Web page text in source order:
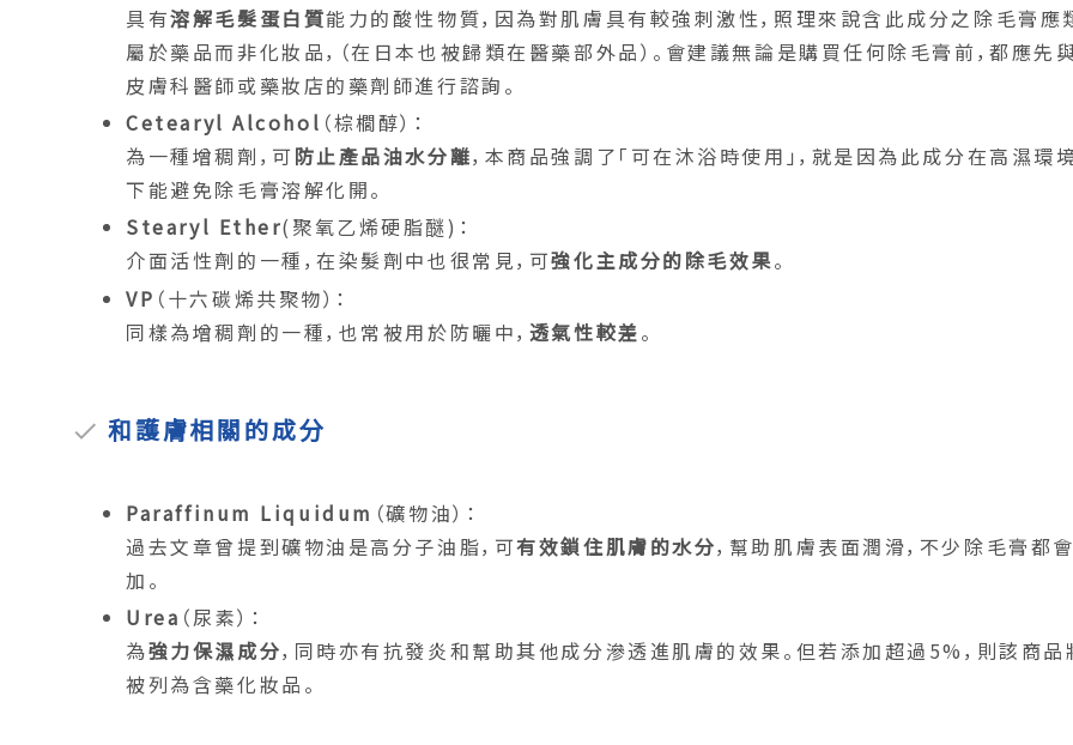
具有溶解毛髮蛋白質能力的酸性物質，因為對肌膚具有較強刺激性，照理來說含此成分之除毛膏應
屬於藥品而非化妝品，（在日本也被歸類在醫藥部外品）。會建議無論是購買任何除毛膏前，都應先
皮膚科醫師或藥妝店的藥劑師進行諮詢。
Cetearyl Alcohol （棕櫚醇）：
為一種增稠劑，可 防止產品油水分離，本商品強調了「可在沐浴時使用」，就是因為此成分在高濕環
下能避免除毛膏溶解化開。
Stearyl Ether(聚氧乙烯硬脂醚)：
介面活性劑的一種，在染髮劑中也很常見，可強化主成分的除毛效果。
VP （十六碳烯共聚物）：
同樣為增稠劑的一種，也常被用於防曬中， 透氣性較差。
和護膚相關的成分
Paraffinum Liquidum （礦物油）：
過去文章曾提到礦物油是高分子油脂，可有效鎖住肌膚的水分，幫助肌膚表面潤滑，不少除毛膏都
加。
Urea （尿素）：
為強力保濕成分，同時亦有抗發炎和幫助其他成分滲透進肌膚的效果。但若添加超過5%，則該商品
被列為含藥化妝品。